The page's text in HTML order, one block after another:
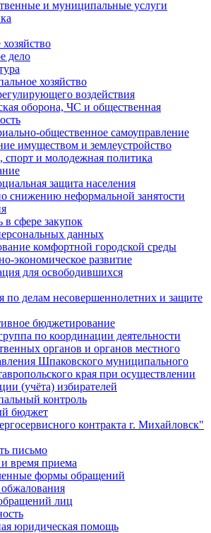
и муниципальные услуги
дело
хозяйство
воздействия
оборона, ЧС и общественная
общественное самоуправление
имуществом и землеустройство
спорт и молодежная политика
защита населения
снижению неформальной занятости
в сфере закупок
данных
комфортной городской среды
экономическое развитие
для освободившихся
по делам несовершеннолетних и защите
бюджетирование
по координации деятельности
органов и органов местного
Шпаковского муниципального
края при осуществлении
(учёта) избирателей
контроль
бюджет
контракта г. Михайловск"
письмо
время приема
формы обращений
лиц
юридическая помощь